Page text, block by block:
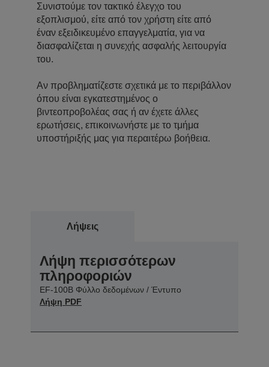
Συνιστούμε τον τακτικό έλεγχο του
εξοπλισμού, είτε από τον χρήστη είτε από
έναν εξειδικευμένο επαγγελματία, για να
διασφαλίζεται η συνεχής ασφαλής λειτουργία
του.
Αν προβληματίζεστε σχετικά με το περιβάλλον
όπου είναι εγκατεστημένος ο
βιντεοπροβολέας σας ή αν έχετε άλλες
ερωτήσεις, επικοινωνήστε με το τμήμα
υποστήριξής μας για περαιτέρω βοήθεια.
Λήψεις
Λήψη περισσότερων
πληροφοριών
EF-100B Φύλλο δεδομένων / Έντυπο
Λήψη PDF